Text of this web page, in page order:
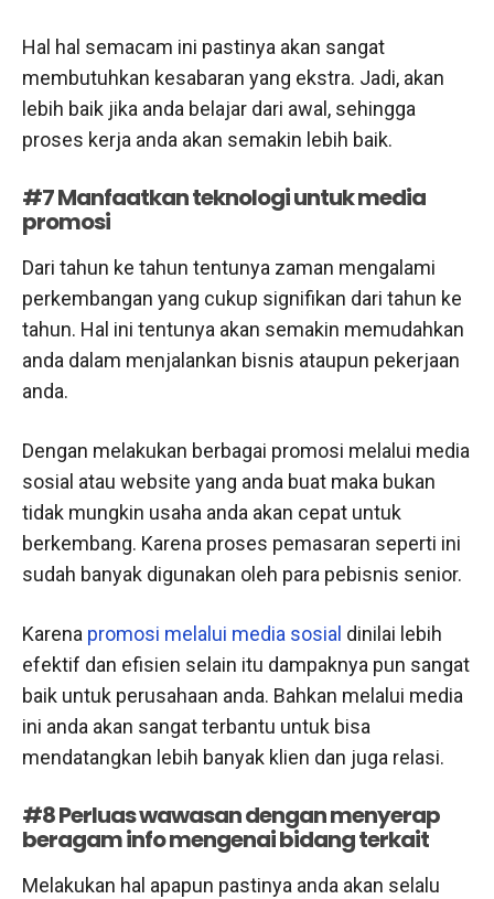
Hal hal semacam ini pastinya akan sangat
membutuhkan kesabaran yang ekstra. Jadi, akan
lebih baik jika anda belajar dari awal, sehingga
proses kerja anda akan semakin lebih baik.
#7 Manfaatkan teknologi untuk media
promosi
Dari tahun ke tahun tentunya zaman mengalami
perkembangan yang cukup signifikan dari tahun ke
tahun. Hal ini tentunya akan semakin memudahkan
anda dalam menjalankan bisnis ataupun pekerjaan
anda.
Dengan melakukan berbagai promosi melalui media
sosial atau website yang anda buat maka bukan
tidak mungkin usaha anda akan cepat untuk
berkembang. Karena proses pemasaran seperti ini
sudah banyak digunakan oleh para pebisnis senior.
Karena promosi melalui media sosial dinilai lebih
efektif dan efisien selain itu dampaknya pun sangat
baik untuk perusahaan anda. Bahkan melalui media
ini anda akan sangat terbantu untuk bisa
mendatangkan lebih banyak klien dan juga relasi.
#8 Perluas wawasan dengan menyerap
beragam info mengenai bidang terkait
Melakukan hal apapun pastinya anda akan selalu